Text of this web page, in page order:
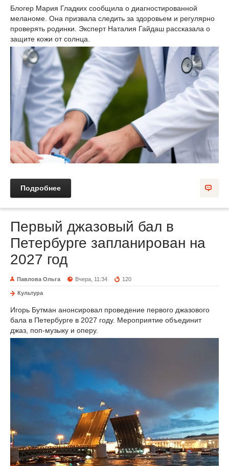
Блогер Мария Гладких сообщила о диагностированной
меланоме. Она призвала следить за здоровьем и регулярно
проверять родинки. Эксперт Наталия Гайдаш рассказала о
защите кожи от солнца.
Подробнее
Первый джазовый бал в
Петербурге запланирован на
2027 год
Павлова Ольга Вчера, 11:34 120
Культура
Игорь Бутман анонсировал проведение первого джазового
бала в Петербурге в 2027 году. Мероприятие объединит
джаз, поп-музыку и оперу.